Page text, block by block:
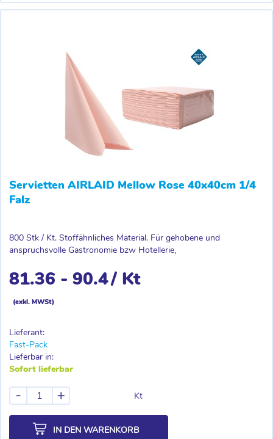
Servietten AIRLAID Mellow Rose 40x40cm 1/4
Falz
800 Stk / Kt. Stoffähnliches Material. Für gehobene und
anspruchsvolle Gastronomie bzw Hotellerie,
81.36 - 90.4/ Kt
(exkl. MWSt)
Staffelpreis, abhängig von Bestellmenge
Lieferant:
Fast-Pack
Lieferbar in:
Sofort lieferbar
Kt
- +
IN DEN WARENKORB